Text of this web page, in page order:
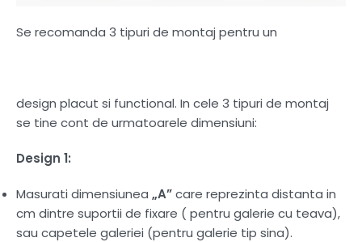
Se recomanda 3 tipuri de montaj pentru un
design placut si functional. In cele 3 tipuri de montaj
se tine cont de urmatoarele dimensiuni:
Design 1:
Masurati dimensiunea „A”care reprezinta distanta in
cm dintre suportii de fixare ( pentru galerie cu teava),
sau capetele galeriei (pentru galerie tip sina).